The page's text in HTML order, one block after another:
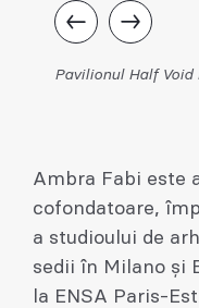
Pavilionul Half Void
Ambra Fabi este
cofondatoare,
a studioului de
sedii în Milano și
la ENSA Paris-